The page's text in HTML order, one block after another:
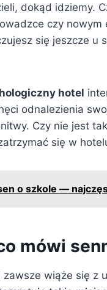
dokąd idziemy.
czy nowym
się jeszcze u
hotel
odnalezienia
Czy nie jest
się w
o szkole —
mówi
zawsze wiąże się z